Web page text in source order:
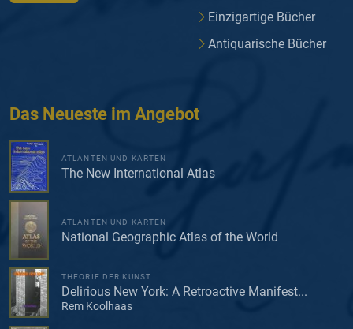
Einzigartige Bücher
Antiquarische Bücher
Das Neueste im Angebot
ATLANTEN UND KARTEN
The New International Atlas
ATLANTEN UND KARTEN
National Geographic Atlas of the World
THEORIE DER KUNST
Delirious New York: A Retroactive Manifest...
Rem Koolhaas